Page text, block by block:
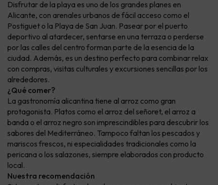
Disfrutar de la playa es uno de los grandes planes en
Alicante, con arenales urbanos de fácil acceso como el
Postiguet o la Playa de San Juan. Pasear por el puerto
deportivo al atardecer, sentarse en una terraza o perderse
por las calles del centro forman parte de la esencia de la
ciudad. Además, es un destino perfecto para combinar relax
con compras, visitas culturales y excursiones sencillas por los
alrededores.
¿Qué comer?
La gastronomía alicantina tiene al arroz como gran
protagonista. Platos como el arroz del señoret, el arroz a
banda o el arroz negro son imprescindibles para descubrir los
sabores del Mediterráneo. Tampoco faltan los pescados y
mariscos frescos, ni especialidades tradicionales como la
pericana o los salazones, siempre elaborados con producto
local.
Nuestra recomendación